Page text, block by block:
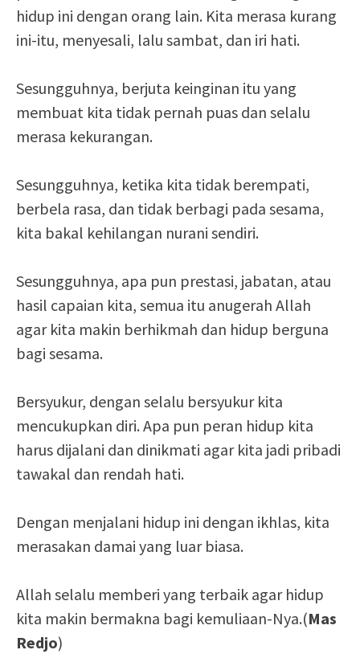
hidup ini dengan orang lain. Kita merasa kurang
ini-itu, menyesali, lalu sambat, dan iri hati.
Sesungguhnya, berjuta keinginan itu yang
membuat kita tidak pernah puas dan selalu
merasa kekurangan.
Sesungguhnya, ketika kita tidak berempati,
berbela rasa, dan tidak berbagi pada sesama,
kita bakal kehilangan nurani sendiri.
Sesungguhnya, apa pun prestasi, jabatan, atau
hasil capaian kita, semua itu anugerah Allah
agar kita makin berhikmah dan hidup berguna
bagi sesama.
Bersyukur, dengan selalu bersyukur kita
mencukupkan diri. Apa pun peran hidup kita
harus dijalani dan dinikmati agar kita jadi pribadi
tawakal dan rendah hati.
Dengan menjalani hidup ini dengan ikhlas, kita
merasakan damai yang luar biasa.
Allah selalu memberi yang terbaik agar hidup
kita makin bermakna bagi kemuliaan-Nya.(Mas
Redjo)